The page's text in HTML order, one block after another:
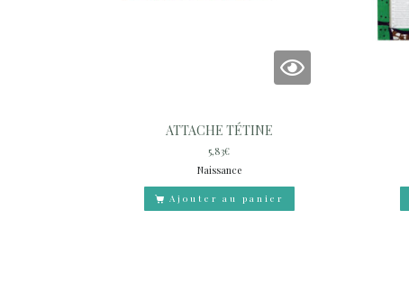
ATTACHE TÉTINE
5,83€
Naissance
Ajouter au panier